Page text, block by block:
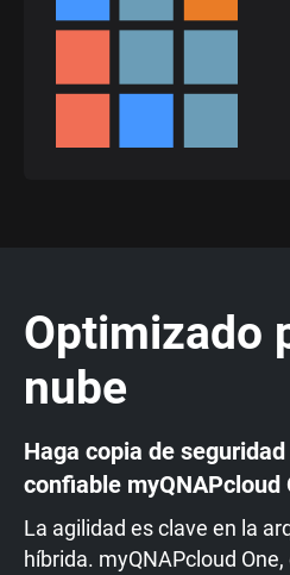
Optimizado
nube
Haga copia de
confiable myQNAPcloud
La agilidad es clave en la
híbrida. myQNAPcloud